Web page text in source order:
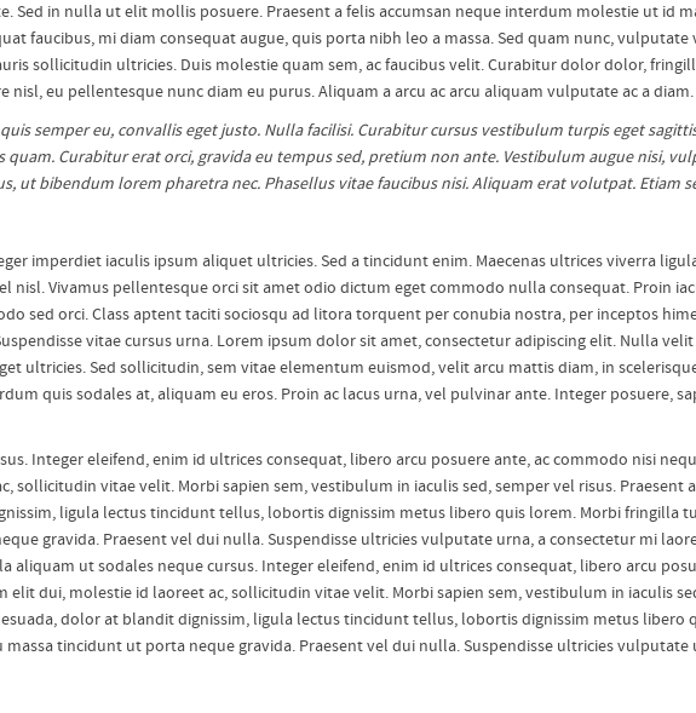
in nulla ut elit mollis posuere. Praesent a felis accumsan neque interdum molestie ut id
faucibus, mi diam consequat augue, quis porta nibh leo a massa. Sed quam nunc,
sollicitudin ultricies. Duis molestie quam sem, ac faucibus velit. Curabitur dolor dolor,
eu pellentesque nunc diam eu purus. Aliquam a arcu ac arcu aliquam vulputate ac a diam.
semper eu, convallis eget justo. Nulla facilisi. Curabitur cursus vestibulum turpis eget
Curabitur erat orci, gravida eu tempus sed, pretium non ante. Vestibulum augue nisi,
ut bibendum lorem pharetra nec. Phasellus vitae faucibus nisi. Aliquam erat volutpat. Etiam
imperdiet iaculis ipsum aliquet ultricies. Sed a tincidunt enim. Maecenas ultrices viverra
nisl. Vivamus pellentesque orci sit amet odio dictum eget commodo nulla consequat. Proin
sed orci. Class aptent taciti sociosqu ad litora torquent per conubia nostra, per inceptos
vitae cursus urna. Lorem ipsum dolor sit amet, consectetur adipiscing elit. Nulla
ultricies. Sed sollicitudin, sem vitae elementum euismod, velit arcu mattis diam, in
quis sodales at, aliquam eu eros. Proin ac lacus urna, vel pulvinar ante. Integer posuere,
Integer eleifend, enim id ultrices consequat, libero arcu posuere ante, ac commodo nisi
sollicitudin vitae velit. Morbi sapien sem, vestibulum in iaculis sed, semper vel risus. Praesent
ligula lectus tincidunt tellus, lobortis dignissim metus libero quis lorem. Morbi fringilla
gravida. Praesent vel dui nulla. Suspendisse ultricies vulputate urna, a consectetur mi
aliquam ut sodales neque cursus. Integer eleifend, enim id ultrices consequat, libero arcu
dui, molestie id laoreet ac, sollicitudin vitae velit. Morbi sapien sem, vestibulum in iaculis
dolor at blandit dignissim, ligula lectus tincidunt tellus, lobortis dignissim metus libero
tincidunt ut porta neque gravida. Praesent vel dui nulla. Suspendisse ultricies vulputate